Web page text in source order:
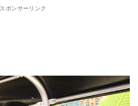
スポンサーリンク